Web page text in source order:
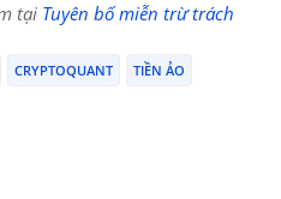
tại Tuyên bố miễn trừ trách
CRYPTOQUANT
TIỀN ẢO